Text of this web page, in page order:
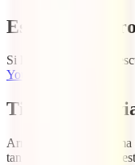
Escuchar el
Si lo prefieres puedes
Youtube
Timos en los
Arrancamos el programa
tan bien hechos que